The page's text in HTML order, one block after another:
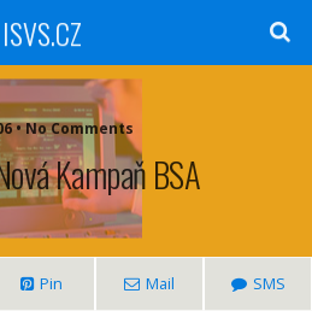
ISVS.CZ
9.3.2006 • No Comments
Kampaň BSA
Pin Mail SMS